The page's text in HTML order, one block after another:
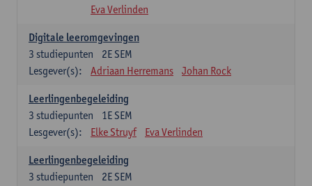
Eva Verlinden
Digitale leeromgevingen
2E SEM
3 studiepunten
Lesgever(s):
Adriaan Herremans Johan Rock
Leerlingenbegeleiding
1E SEM
3 studiepunten
Lesgever(s):
Elke Struyf Eva Verlinden
Leerlingenbegeleiding
2E SEM
3 studiepunten